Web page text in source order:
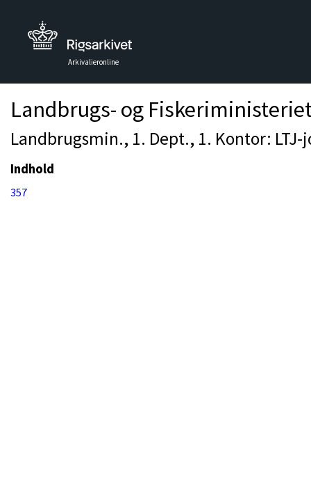
Arkivalieronline
Landbrugs- og
Landbrugsmin., 1. Dept., 1. Kontor:
Indhold
357